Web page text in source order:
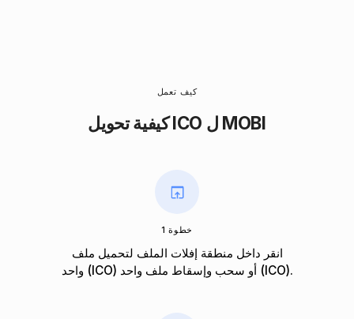
كيف تعمل
كيفية تحويل ICO ل MOBI
خطوة 1
انقر داخل منطقة إفلات الملف لتحميل ملف
واحد (ICO) أو سحب وإسقاط ملف واحد (ICO).